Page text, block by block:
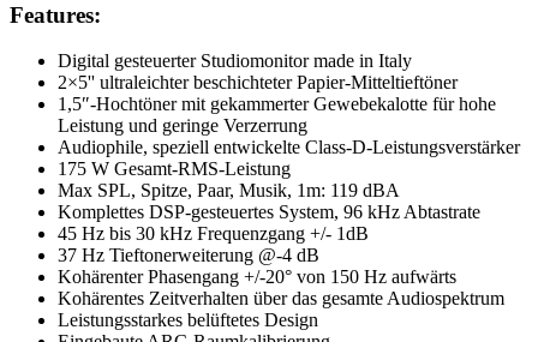
Features:
Digital gesteuerter Studiomonitor made in Italy
2×5'' ultraleichter beschichteter Papier-Mitteltieftöner
1,5″-Hochtöner mit gekammerter Gewebekalotte für hohe
Leistung und geringe Verzerrung
Audiophile, speziell entwickelte Class-D-Leistungsverstärker
175 W Gesamt-RMS-Leistung
Max SPL, Spitze, Paar, Musik, 1m: 119 dBA
Komplettes DSP-gesteuertes System, 96 kHz Abtastrate
45 Hz bis 30 kHz Frequenzgang +/- 1dB
37 Hz Tieftonerweiterung @-4 dB
Kohärenter Phasengang +/-20° von 150 Hz aufwärts
Kohärentes Zeitverhalten über das gesamte Audiospektrum
Leistungsstarkes belüftetes Design